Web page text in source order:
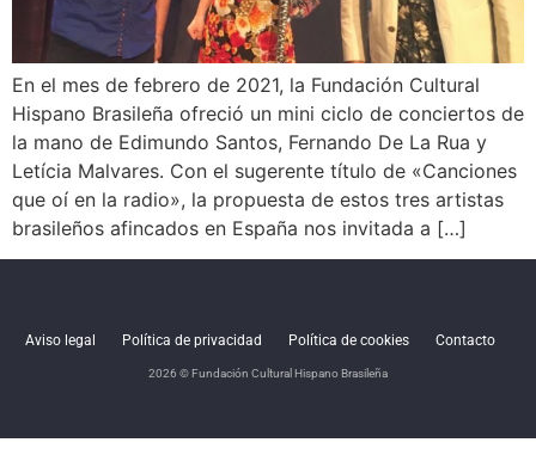
En el mes de febrero de 2021, la Fundación Cultural
Hispano Brasileña ofreció un mini ciclo de conciertos de
la mano de Edimundo Santos, Fernando De La Rua y
Letícia Malvares. Con el sugerente título de «Canciones
que oí en la radio», la propuesta de estos tres artistas
brasileños afincados en España nos invitada a […]
Aviso legal Política de privacidad Política de cookies Contacto
2026 © Fundación Cultural Hispano Brasileña